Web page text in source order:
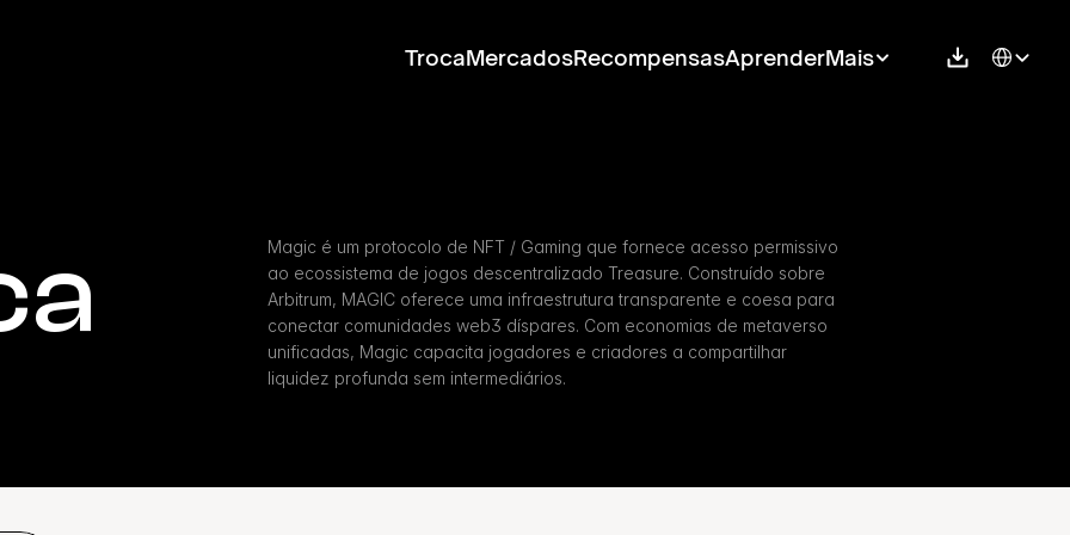
TrocaMercadosRecompensasAprenderMais Select
Magic é um protocolo de NFT / Gaming que fornece acesso permissivo
ao ecossistema de jogos descentralizado Treasure. Construído sobre
Arbitrum, MAGIC oferece uma infraestrutura transparente e coesa para
conectar comunidades web3 díspares. Com economias de metaverso
unificadas, Magic capacita jogadores e criadores a compartilhar
liquidez profunda sem intermediários.